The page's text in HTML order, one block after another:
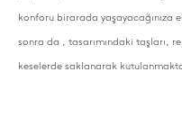
konforu birarada yaşayacağınıza
sonra da , tasarımındaki taşları,
keselerde saklanarak